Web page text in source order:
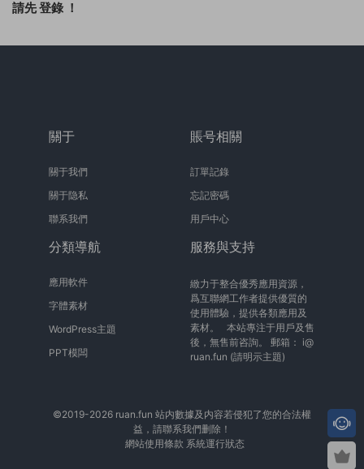
請先登錄 ！
關于
關于我們
關于隐私
聯系我們
賬号相關
訂單記錄
忘記密碼
用戶中心
分類導航
應用軟件
字體素材
WordPress主題
PPT模闆
服務與支持
緻力于整合優秀應用資源，
爲互聯網工作者提供優質的
使用體驗，提供各類應用及
素材。 本站專注于用戶及售
後，無售前咨詢。 郵箱： i@
ruan.fun (請明示主題)
©2019-2026 ruan.fun 站内數據及内容若侵犯了您的合法權
益，請聯系我們删除！
網站使用條款 系統運行狀态